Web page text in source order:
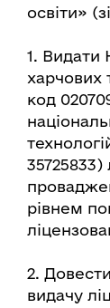
освіти»
1. Видати
харчових
код
рівнем
2.
видачу